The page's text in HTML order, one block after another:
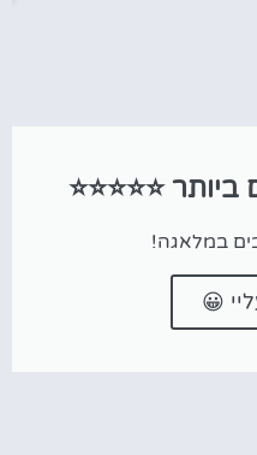
⭐⭐⭐⭐⭐
במלאגה!
😀